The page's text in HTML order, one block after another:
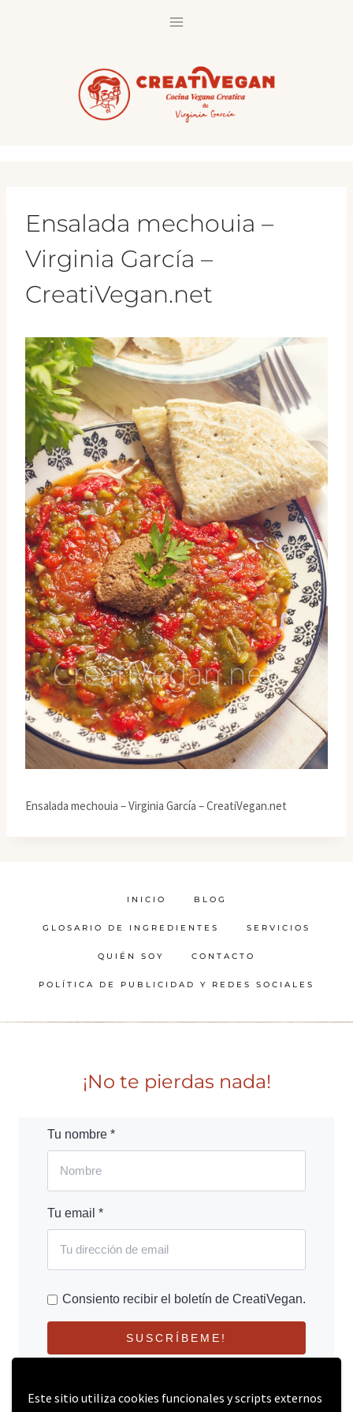
Este sitio utiliza cookies funcionales y scripts externos
Ensalada mechouia –
Virginia García –
CreatiVegan.net
Ensalada mechouia – Virginia García – CreatiVegan.net
INICIO BLOG
GLOSARIO DE INGREDIENTES SERVICIOS
QUIÉN SOY CONTACTO
POLÍTICA DE PUBLICIDAD Y REDES SOCIALES
¡No te pierdas nada!
Tu nombre *
Tu email *
Consiento recibir el boletín de CreatiVegan.
SUSCRÍBEME!